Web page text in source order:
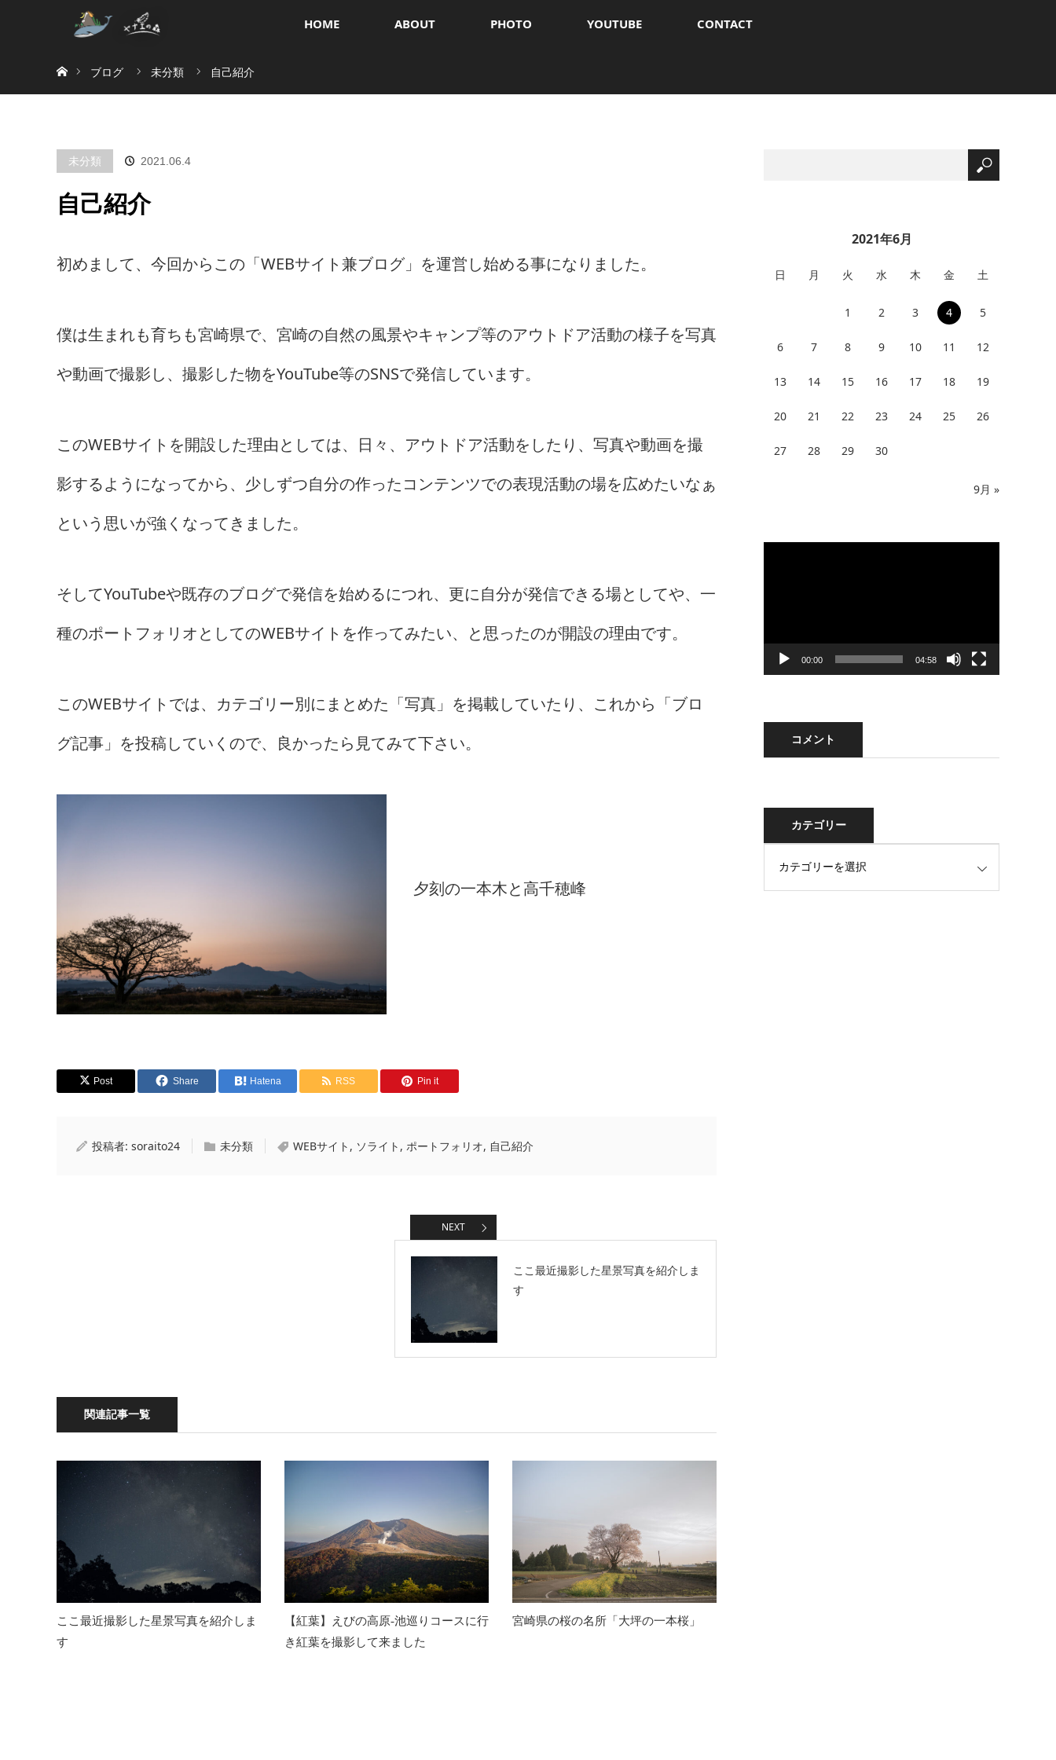
HOME ABOUT PHOTO YOUTUBE CONTACT
ブログ
未分類 自己紹介
未分類 2021.06.4
自己紹介
初めまして、今回からこの「WEBサイト兼ブログ」を運営し始める事になりました。
僕は生まれも育ちも宮崎県で、宮崎の自然の風景やキャンプ等のアウトドア活動の様子を写真
や動画で撮影し、撮影した物をYouTube等のSNSで発信しています。
このWEBサイトを開設した理由としては、日々、アウトドア活動をしたり、写真や動画を撮
影するようになってから、少しずつ自分の作ったコンテンツでの表現活動の場を広めたいなぁ
という思いが強くなってきました。
そしてYouTubeや既存のブログで発信を始めるにつれ、更に自分が発信できる場としてや、一
種のポートフォリオとしてのWEBサイトを作ってみたい、と思ったのが開設の理由です。
このWEBサイトでは、カテゴリー別にまとめた「写真」を掲載していたり、これから「ブロ
グ記事」を投稿していくので、良かったら見てみて下さい。
夕刻の一本木と高千穂峰
Post Share Hatena RSS Pin it
投稿者: soraito24 未分類 WEBサイト , ソライト , ポートフォリオ, 自己紹介
NEXT
ここ最近撮影した星景写真を紹介しま
す
関連記事一覧
ここ最近撮影した星景写真を紹介しま
す
【紅葉】えびの高原-池巡りコースに行
き紅葉を撮影して来ました
宮崎県の桜の名所「大坪の一本桜」
2021年6月
日 月 火 水 木 金 土
1 2 3 4 5
6 7 8 9 10 11 12
13 14 15 16 17 18 19
20 21 22 23 24 25 26
27 28 29 30
9月 »
動
00:00 04:58
コメント
カテゴリー